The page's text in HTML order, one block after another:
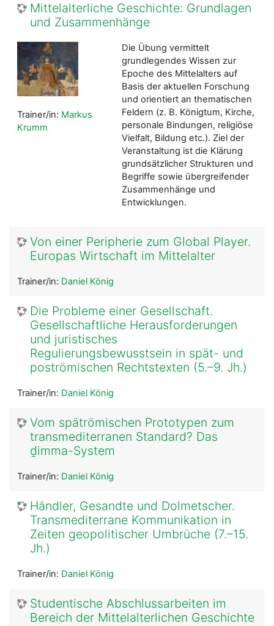
Mittelalterliche Geschichte: Grundlagen
und Zusammenhänge
Die Übung vermittelt
grundlegendes Wissen zur
Epoche des Mittelalters auf
Basis der aktuellen Forschung
und orientiert an thematischen
Feldern (z. B. Königtum, Kirche,
personale Bindungen, religiöse
Vielfalt, Bildung etc.). Ziel der
Veranstaltung ist die Klärung
grundsätzlicher Strukturen und
Begriffe sowie übergreifender
Zusammenhänge und
Entwicklungen.
Trainer/in: Markus
Krumm
Von einer Peripherie zum Global Player.
Europas Wirtschaft im Mittelalter
Trainer/in: Daniel König
Die Probleme einer Gesellschaft.
Gesellschaftliche Herausforderungen
und juristisches
Regulierungsbewusstsein in spät- und
poströmischen Rechtstexten (5.–9. Jh.)
Trainer/in: Daniel König
Vom spätrömischen Prototypen zum
transmediterranen Standard? Das
ḏimma-System
Trainer/in: Daniel König
Händler, Gesandte und Dolmetscher.
Transmediterrane Kommunikation in
Zeiten geopolitischer Umbrüche (7.–15.
Jh.)
Trainer/in: Daniel König
Studentische Abschlussarbeiten im
Bereich der Mittelalterlichen Geschichte